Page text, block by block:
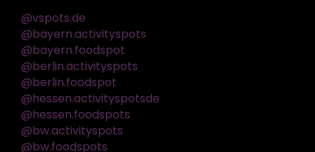
@vspots.de
@bayern.activityspots
@bayern.foodspot
@berlin.activityspots
@berlin.foodspot
@hessen.activityspotsde
@hessen.foodspots
@bw.activityspots
@bw.foodspots